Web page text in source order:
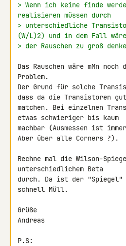
> Wenn ich keine finde
realisieren müssen durch
> unterschiedliche
(W/L)2) und in dem Fall wäre
> der Rauschen zu groß
Das Rauschen wäre mMn
Problem.
Der Grund für solche
dass da die Transistoren gut
matchen. Bei einzelnen
etwas schwieriger bis kaum
machbar (Ausmessen ist
Aber über alle Corners ?).
Rechne mal die Wilson-
unterschiedlichem Beta
durch. Da ist der
schnell Müll.
Grüße
Andreas
P.S: